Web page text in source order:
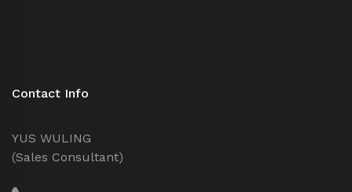
Contact Info
YUS WULING
(Sales Consultant)